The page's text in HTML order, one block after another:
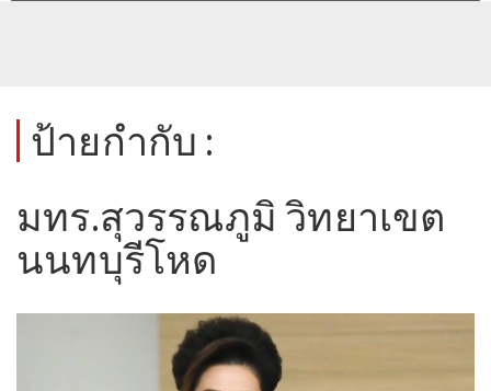
ป้ายกำกับ :
มทร.สุวรรณภูมิ วิทยาเขต
นนทบุรีโหด